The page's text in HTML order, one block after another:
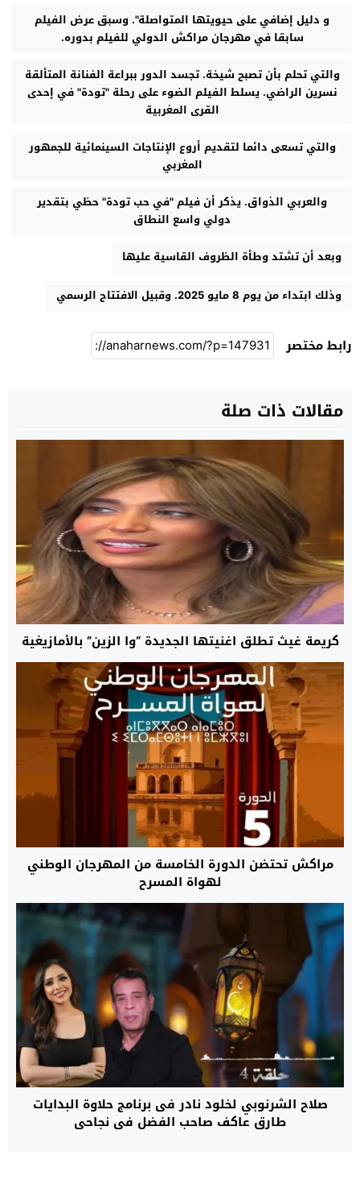
و دليل إضافي على حيويتها المتواصلة". وسبق عرض الفيلم
سابقا في مهرجان مراكش الدولي للفيلم بدوره.
والتي تحلم بأن تصبح شيخة. تجسد الدور ببراعة الفنانة المتألقة
نسرين الراضي. يسلط الفيلم الضوء على رحلة "تودة" في إحدى
القرى المغربية
والتي تسعى دائما لتقديم أروع الإنتاجات السينمائية للجمهور
المغربي
والعربي الذواق. يذكر أن فيلم "في حب تودة" حظي بتقدير
دولي واسع النطاق
وبعد أن تشتد وطأة الظروف القاسية عليها
وذلك ابتداء من يوم 8 مايو 2025. وقبيل الافتتاح الرسمي
رابط مختصر
مقالات ذات صلة
كريمة غيث تطلق اغنيتها الجديدة “وا الزين” بالأمازيغية
مراكش تحتضن الدورة الخامسة من المهرجان الوطني
لهواة المسرح
صلاح الشرنوبي لخلود نادر فى برنامج حلاوة البدايات
طارق عاكف صاحب الفضل فى نجاحي